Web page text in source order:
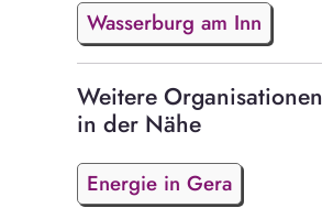
Wasserburg am Inn
Weitere Organisationen
in der Nähe
Energie in Gera